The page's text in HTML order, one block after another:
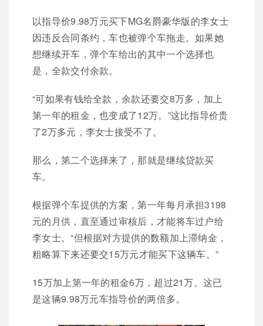
以指导价9.98万元买下MG名爵豪华版的李女士
因违反合同条约，车也被弹个车拖走。如果她
想继续开车，弹个车给出的其中一个选择也
是，全款交付余款。
“可如果有钱给全款，余款还要交8万多，加上
第一年的租金，也变成了12万。”这比指导价贵
了2万多元，李女士接受不了。
那么，第二个选择来了，那就是继续贷款买
车。
根据弹个车提供的方案，第一年每月承担3198
元的月供，直至通过审核后，才能将车过户给
李女士。“但根据对方提供的数额加上滞纳金，
粗略算下来还要交15万元才能买下这辆车。”
15万加上第一年的租金6万，超过21万。这已
是这辆9.98万元车指导价的两倍多。